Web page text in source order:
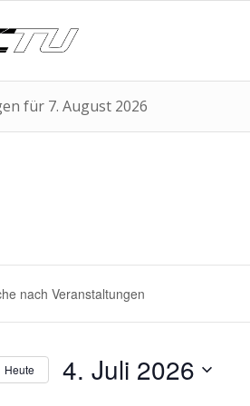
für 7. August 2026
Heute 4. Juli 2026